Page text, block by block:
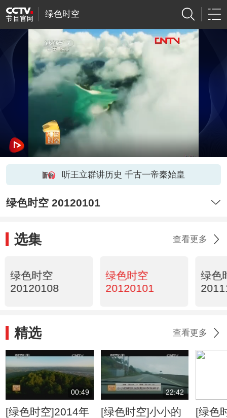
绿色时空
听王立群讲历史 千古一帝秦始皇
绿色时空 20120101
选集 查看更多
绿色时空
20120108
绿色时空
20120101
绿色
精选 查看更多
00:49
[绿色时空]2014年
22:42
[绿色时空]小小的
[绿色